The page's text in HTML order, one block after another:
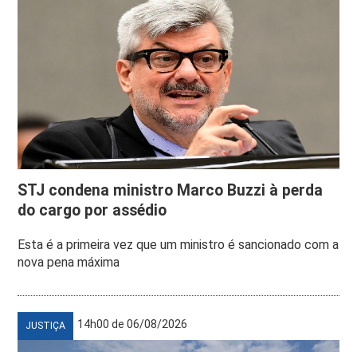
STJ condena ministro Marco Buzzi à perda
do cargo por assédio
Esta é a primeira vez que um ministro é sancionado com a
nova pena máxima
JUSTIÇA 14h00 de 06/08/2026